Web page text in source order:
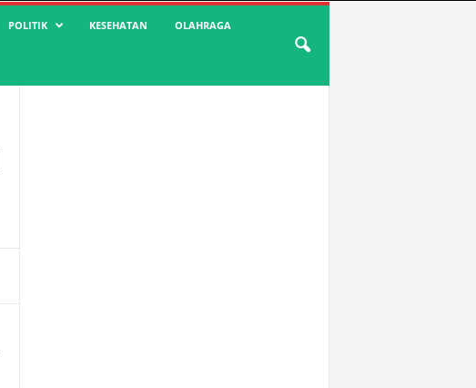
POLITIK KESEHATAN OLAHRAGA